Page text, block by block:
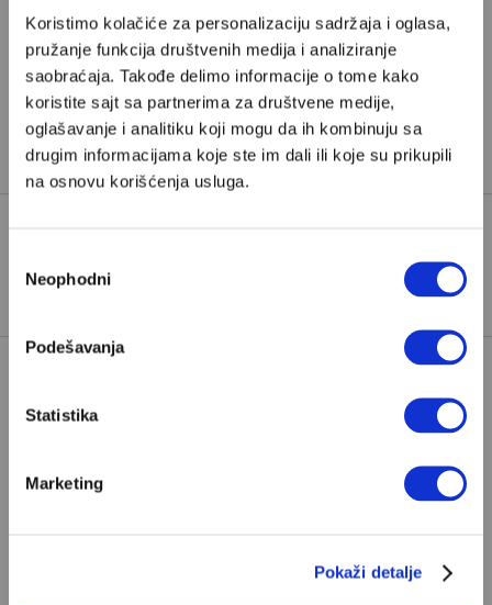
Koristimo kolačiće za personalizaciju sadržaja i oglasa,
pružanje funkcija društvenih medija i analiziranje
saobraćaja. Takođe delimo informacije o tome kako
koristite sajt sa partnerima za društvene medije,
oglašavanje i analitiku koji mogu da ih kombinuju sa
drugim informacijama koje ste im dali ili koje su prikupili
na osnovu korišćenja usluga.
сагласности
Neophodni
Podešavanja
Statistika
Marketing
Pokaži detalje
Već imate nalog?Ulogujte se
Željko Pantelićje novinar iz Rima i urednik geopolitike
u Velikim pričama
TAGOVI: